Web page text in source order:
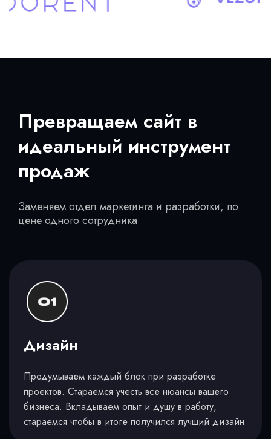
Превращаем сайт в
идеальный инструмент
продаж
Заменяем отдел маркетинга и разработки, по
цене одного сотрудника
Дизайн
Продумываем каждый блок при разработке
проектов. Стараемся учесть все нюансы вашего
бизнеса. Вкладываем опыт и душу в работу,
стараемся чтобы в итоге получился лучший дизайн